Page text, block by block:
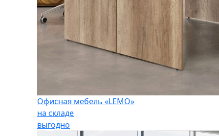
Офисная мебель «LEMO»
на складе
выгодно